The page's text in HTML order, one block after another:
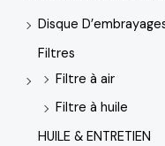
Disque
Filtres
Filtre à air
Filtre à huile
HUILE & ENTRETIEN